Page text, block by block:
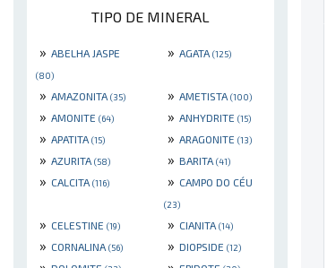
TIPO DE MINERAL
» ABELHA JASPE
(80)
» AGATA (125)
» AMAZONITA (35) » AMETISTA (100)
» AMONITE (64) » ANHYDRITE (15)
» APATITA (15) » ARAGONITE (13)
» AZURITA (58) » BARITA (41)
» CALCITA (116) » CAMPO DO CÉU
(23)
» CELESTINE (19) » CIANITA (14)
» CORNALINA (56) » DIOPSIDE (12)